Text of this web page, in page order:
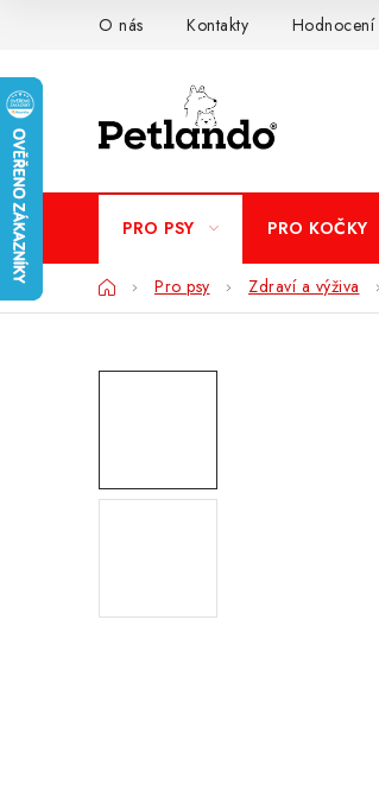
O nás Kontakty
PRO PSY PRO KOČKY
DomůPro psy Zdraví a výživa